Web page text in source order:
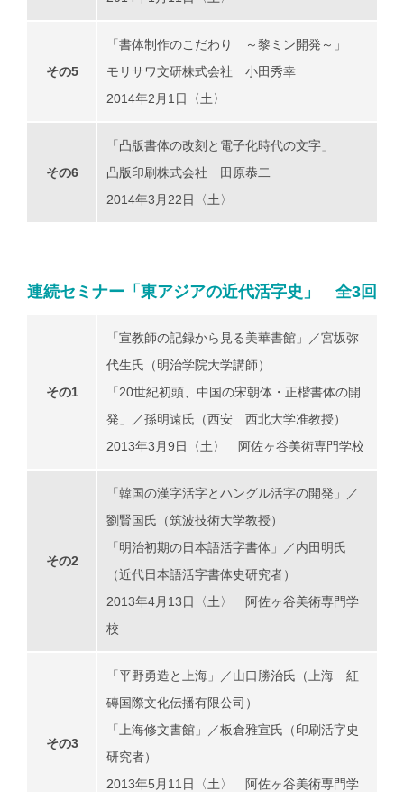
その5
「書体制作のこだわり ～黎ミン開発～」
モリサワ文研株式会社 小田秀幸
2014年2月1日〈土〉
その6
「凸版書体の改刻と電子化時代の文字」
凸版印刷株式会社 田原恭二
2014年3月22日〈土〉
連続セミナー「東アジアの近代活字史」 全3回
その1
「宣教師の記録から見る美華書館」／宮坂弥
代生氏（明治学院大学講師）
「20世紀初頭、中国の宋朝体・正楷書体の開
発」／孫明遠氏（西安 西北大学准教授）
2013年3月9日〈土〉 阿佐ヶ谷美術専門学校
その2
「韓国の漢字活字とハングル活字の開発」／
劉賢国氏（筑波技術大学教授）
「明治初期の日本語活字書体」／内田明氏
（近代日本語活字書体史研究者）
2013年4月13日〈土〉 阿佐ヶ谷美術専門学
校
その3
「平野勇造と上海」／山口勝治氏（上海 紅
磚国際文化伝播有限公司）
「上海修文書館」／板倉雅宣氏（印刷活字史
研究者）
2013年5月11日〈土〉 阿佐ヶ谷美術専門学